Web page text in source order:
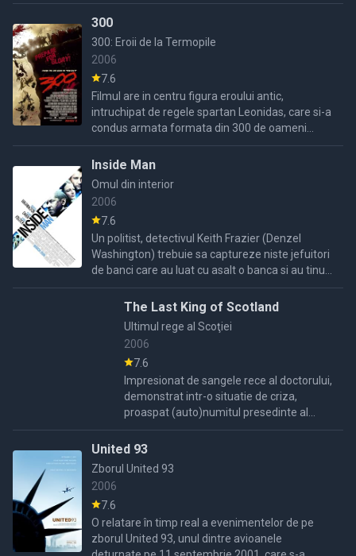
300
300: Eroii de la Termopile
2006
7.6
Filmul are in centru figura eroului antic,
intruchipat de regele spartan Leonidas, care si-a
condus armata formata din 300 de oameni
impotriva armatei persane invadatoare.
Inside Man
Omul din interior
2006
7.6
Un politist, detectivul Keith Frazier (Denzel
Washington) trebuie sa captureze niste jefuitori
de banci care au luat cu asalt o banca si au tinut
oastateci.
The Last King of Scotland
Ultimul rege al Scoţiei
2006
7.6
Impresionat de sangele rece al doctorului,
demonstrat intr-o situatie de criza,
proaspat (auto)numitul presedinte al
Ugandei, Amin, il alege ca doctor privat si
ca cel mai apropiat confident...
United 93
Zborul United 93
2006
7.6
O relatare în timp real a evenimentelor de pe
zborul United 93, unul dintre avioanele